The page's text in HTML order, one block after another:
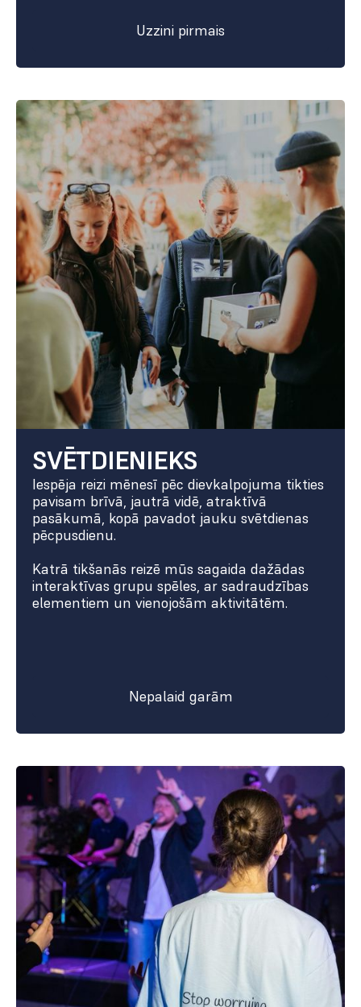
Uzzini pirmais
SVĒTDIENIEKS
Iespēja reizi mēnesī pēc dievkalpojuma tikties
pavisam brīvā, jautrā vidē, atraktīvā
pasākumā, kopā pavadot jauku svētdienas
pēcpusdienu.
Katrā tikšanās reizē mūs sagaida dažādas
interaktīvas grupu spēles, ar sadraudzības
elementiem un vienojošām aktivitātēm.
Nepalaid garām